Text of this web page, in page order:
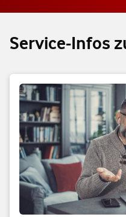
Service-Infos